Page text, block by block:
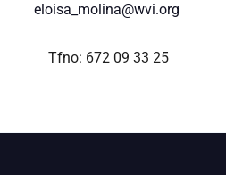
eloisa_molina@wvi.org
Tfno: 672 09 33 25